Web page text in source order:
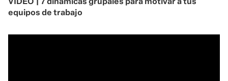
equipos de trabajo